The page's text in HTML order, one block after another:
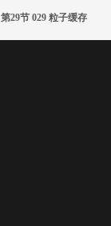
第29节 029 粒子缓存